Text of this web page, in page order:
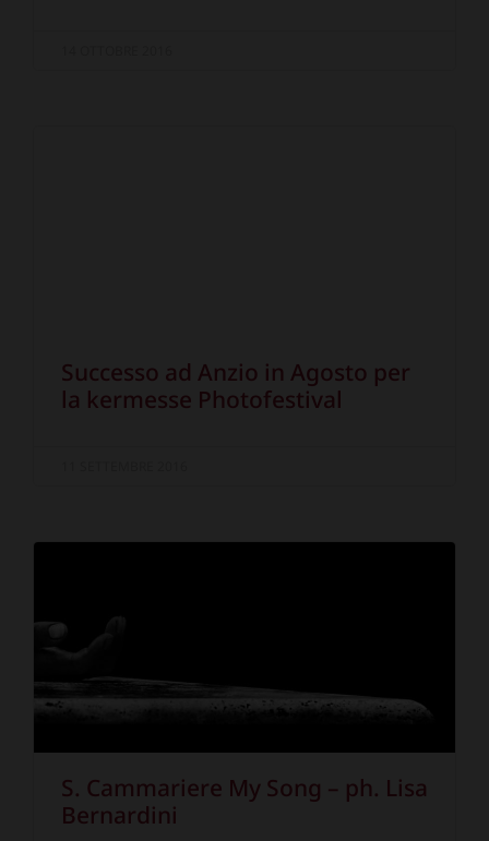
Successo ad Anzio in Agosto per
la kermesse Photofestival
S. Cammariere My Song – ph. Lisa
Bernardini